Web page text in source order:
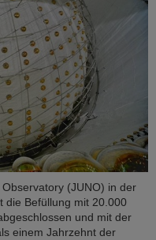
(JUNO) in der
die Befüllung mit 20.000
und mit der
einem Jahrzehnt der